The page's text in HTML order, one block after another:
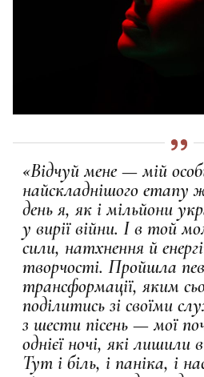
«Відчуй мене — мій
найскладнішого
день я, як і мільйони
у вирії війни. І в той
сили, натхнення й
творчості. Пройшла
трансформації, яким
поділитись зі своїми
з шести пісень — мої
однієї ночі, які лишили
Тут і біль, і паніка, і